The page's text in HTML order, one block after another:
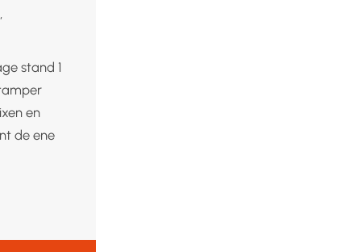
stand 1
en
de ene